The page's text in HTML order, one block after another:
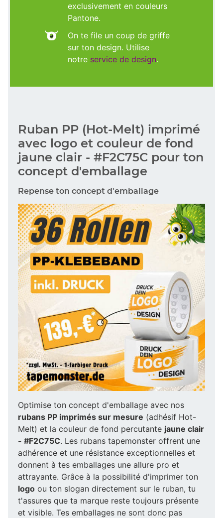
exclusivement en couleurs
Pantone.
On te file un coup de griffe
sur ton design. Utilise
notre service de design.
Ruban PP (Hot-Melt) imprimé
avec logo et couleur de fond
jaune clair - #F2C75C pour ton
concept d'emballage
Repense ton concept d'emballage
Optimise ton concept d'emballage avec nos
rubans PP imprimés sur mesure (adhésif Hot-
Melt) et la couleur de fond percutante jaune clair
- #F2C75C. Les rubans tapemonster offrent une
adhérence et une résistance exceptionnelles et
donnent à tes emballages une allure pro et
attrayante. Grâce à la possibilité d'imprimer ton
logo ou ton slogan directement sur le ruban, tu
t'assures que ta marque reste toujours présente
et visible. Tes emballages ne sont donc pas